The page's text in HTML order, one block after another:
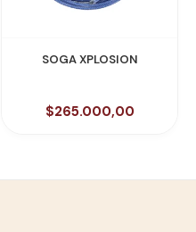
SOGA XPLOSION
$265.000,00